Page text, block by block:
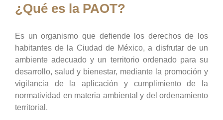
¿Qué es la PAOT?
Es un organismo que defiende los derechos de los
habitantes de la Ciudad de México, a disfrutar de un
ambiente adecuado y un territorio ordenado para su
desarrollo, salud y bienestar, mediante la promoción y
vigilancia de la aplicación y cumplimiento de la
normatividad en materia ambiental y del ordenamiento
territorial.